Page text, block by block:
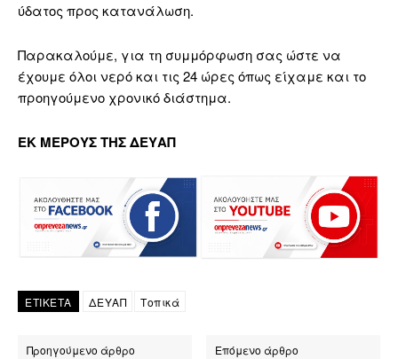
ύδατος προς κατανάλωση.
Παρακαλούμε, για τη συμμόρφωση σας ώστε να
έχουμε όλοι νερό και τις 24 ώρες όπως είχαμε και το
προηγούμενο χρονικό διάστημα.
ΕΚ ΜΕΡΟΥΣ ΤΗΣ ΔΕΥΑΠ
ΕΤΙΚΕΤΑ ΔΕΥΑΠ Τοπικά
Προηγούμενο άρθρο Επόμενο άρθρο